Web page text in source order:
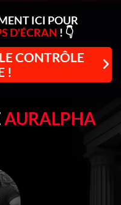
ICI POUR
D'ÉCRAN ! 👇
CONTRÔLE
!
AURALPHA